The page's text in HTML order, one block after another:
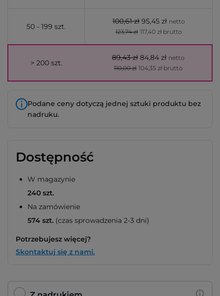
50 - 199 szt.
100,61 zł 95,45 zł netto
123,74 zł 117,40 zł brutto
> 200 szt.
89,43 zł 84,84 zł netto
110,00 zł 104,35 zł brutto
Podane ceny dotyczą jednej sztuki produktu bez
nadruku.
Dostępność
W magazynie
240 szt.
Na zamówienie
574 szt. (czas sprowadzenia 2-3 dni)
Potrzebujesz więcej?
Skontaktuj się z nami.